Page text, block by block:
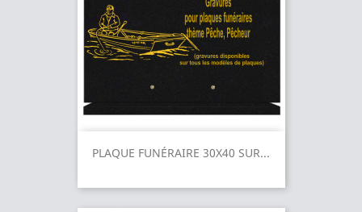
PLAQUE FUNÉRAIRE 30X40 SUR...